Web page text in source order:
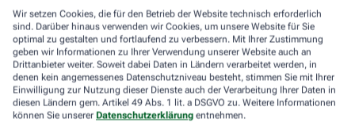
Wir setzen Cookies, die für den Betrieb der Website technisch erforderlich
sind. Darüber hinaus verwenden wir Cookies, um unsere Website für Sie
optimal zu gestalten und fortlaufend zu verbessern. Mit Ihrer Zustimmung
geben wir Informationen zu Ihrer Verwendung unserer Website auch an
Drittanbieter weiter. Soweit dabei Daten in Ländern verarbeitet werden, in
denen kein angemessenes Datenschutzniveau besteht, stimmen Sie mit Ihrer
Einwilligung zur Nutzung dieser Dienste auch der Verarbeitung Ihrer Daten in
diesen Ländern gem. Artikel 49 Abs. 1 lit. a DSGVO zu. Weitere Informationen
können Sie unserer Datenschutzerklärung entnehmen.